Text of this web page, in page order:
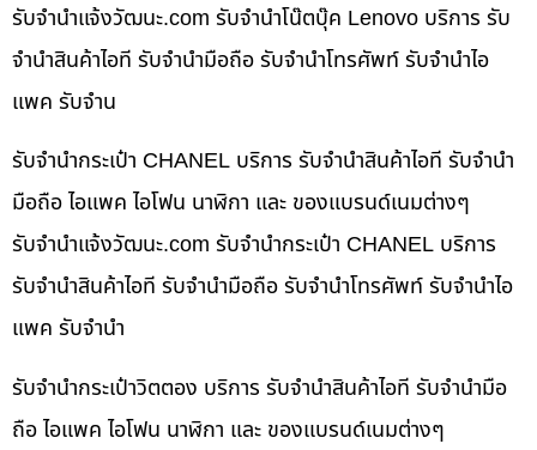
รับจํานําแจ้งวัฒนะ.com รับจำนำโน๊ตบุ๊ค Lenovo บริการ รับ
จำนำสินค้าไอที รับจำนำมือถือ รับจำนำโทรศัพท์ รับจำนำไอ
แพค รับจำน
รับจำนำกระเป๋า CHANEL บริการ รับจำนำสินค้าไอที รับจำนำ
มือถือ ไอแพค ไอโฟน นาฬิกา และ ของแบรนด์เนมต่างๆ
รับจํานําแจ้งวัฒนะ.com รับจำนำกระเป๋า CHANEL บริการ
รับจำนำสินค้าไอที รับจำนำมือถือ รับจำนำโทรศัพท์ รับจำนำไอ
แพค รับจำนำ
รับจำนำกระเป๋าวิตตอง บริการ รับจำนำสินค้าไอที รับจำนำมือ
ถือ ไอแพค ไอโฟน นาฬิกา และ ของแบรนด์เนมต่างๆ